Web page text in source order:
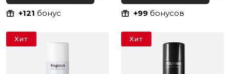
+121 бонус +99 бонусов
Хит Хит